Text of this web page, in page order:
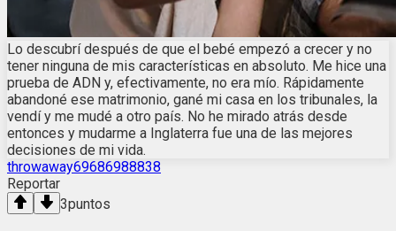
Lo descubrí después de que el bebé empezó a crecer y no
tener ninguna de mis características en absoluto. Me hice una
prueba de ADN y, efectivamente, no era mío. Rápidamente
abandoné ese matrimonio, gané mi casa en los tribunales, la
vendí y me mudé a otro país. No he mirado atrás desde
entonces y mudarme a Inglaterra fue una de las mejores
decisiones de mi vida.
throwaway69686988838
Reportar
3puntos